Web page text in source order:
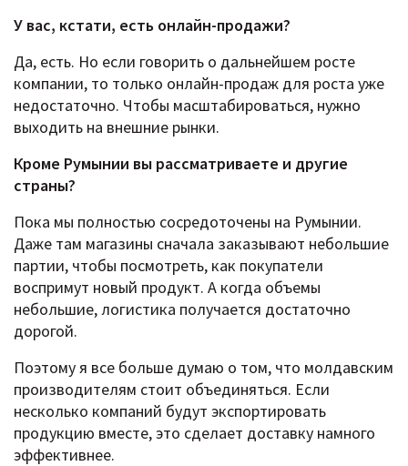
У вас, кстати, есть онлайн-продажи?
Да, есть. Но если говорить о дальнейшем росте
компании, то только онлайн-продаж для роста уже
недостаточно. Чтобы масштабироваться, нужно
выходить на внешние рынки.
Кроме Румынии вы рассматриваете и другие
страны?
Пока мы полностью сосредоточены на Румынии.
Даже там магазины сначала заказывают небольшие
партии, чтобы посмотреть, как покупатели
воспримут новый продукт. А когда объемы
небольшие, логистика получается достаточно
дорогой.
Поэтому я все больше думаю о том, что молдавским
производителям стоит объединяться. Если
несколько компаний будут экспортировать
продукцию вместе, это сделает доставку намного
эффективнее.